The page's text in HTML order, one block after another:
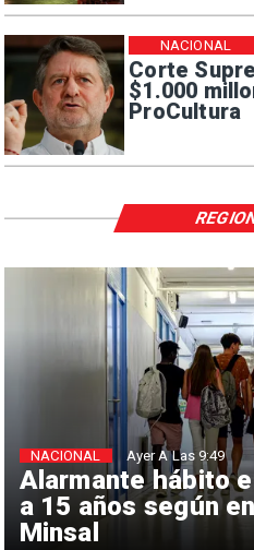
Corte
$1.000
ProCultura
NACIONAL
Alarmante hábito
a 15 años según
Minsal
NACIONAL Ayer A Las 9:49